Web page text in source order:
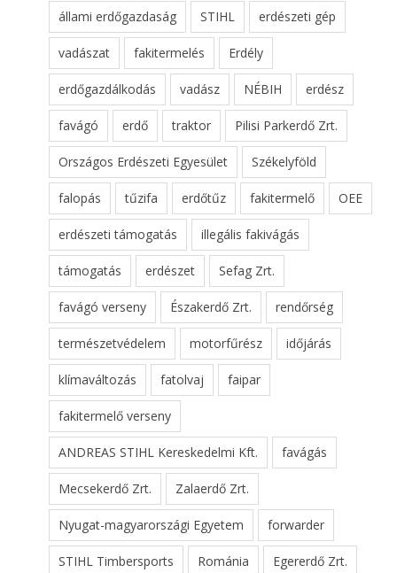
állami erdőgazdaság STIHL erdészeti gép
vadászat fakitermelés Erdély
erdőgazdálkodás vadász NÉBIH erdész
favágó erdő traktor Pilisi Parkerdő Zrt.
Országos Erdészeti Egyesület Székelyföld
falopás tűzifa erdőtűz fakitermelő OEE
erdészeti támogatás illegális fakivágás
támogatás erdészet Sefag Zrt.
favágó verseny Északerdő Zrt. rendőrség
természetvédelem motorfűrész időjárás
klímaváltozás fatolvaj faipar
fakitermelő verseny
ANDREAS STIHL Kereskedelmi Kft. favágás
Mecsekerdő Zrt. Zalaerdő Zrt.
Nyugat-magyarországi Egyetem forwarder
STIHL Timbersports Románia Egererdő Zrt.